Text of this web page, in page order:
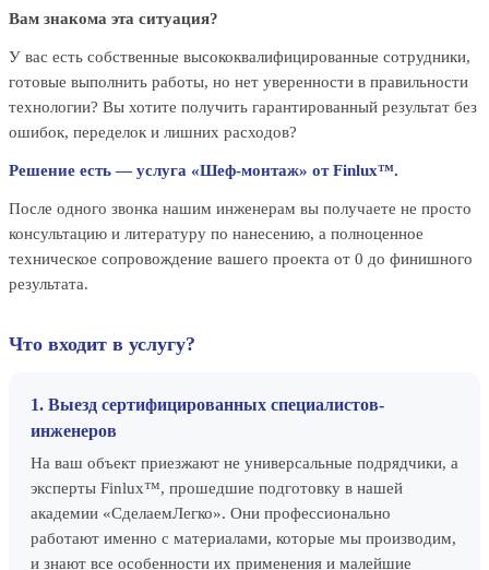
Вам знакома эта ситуация?
У вас есть собственные высококвалифицированные сотрудники,
готовые выполнить работы, но нет уверенности в правильности
технологии? Вы хотите получить гарантированный результат без
ошибок, переделок и лишних расходов?
Решение есть — услуга «Шеф-монтаж» от Finlux™.
После одного звонка нашим инженерам вы получаете не просто
консультацию и литературу по нанесению, а полноценное
техническое сопровождение вашего проекта от 0 до финишного
результата.
Что входит в услугу?
1. Выезд сертифицированных специалистов-
инженеров
На ваш объект приезжают не универсальные подрядчики, а
эксперты Finlux™, прошедшие подготовку в нашей
академии «СделаемЛегко». Они профессионально
работают именно с материалами, которые мы производим,
и знают все особенности их применения и малейшие